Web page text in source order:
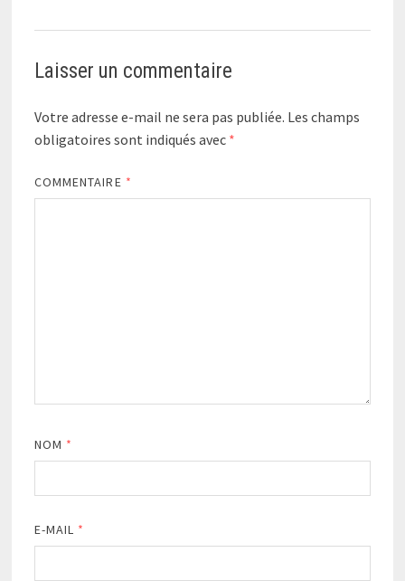
Laisser un commentaire
Votre adresse e-mail ne sera pas publiée. Les champs
obligatoires sont indiqués avec *
COMMENTAIRE *
NOM *
E-MAIL *